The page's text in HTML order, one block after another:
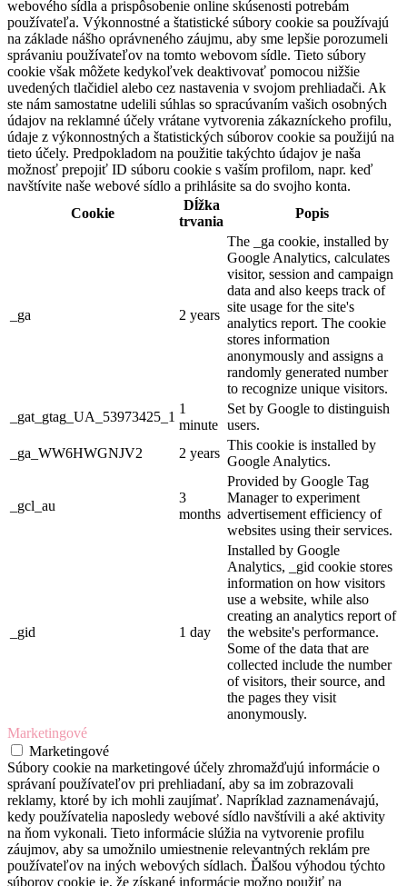
webového sídla a prispôsobenie online skúsenosti potrebám
používateľa. Výkonnostné a štatistické súbory cookie sa používajú
na základe nášho oprávneného záujmu, aby sme lepšie porozumeli
správaniu používateľov na tomto webovom sídle. Tieto súbory
cookie však môžete kedykoľvek deaktivovať pomocou nižšie
uvedených tlačidiel alebo cez nastavenia v svojom prehliadači. Ak
ste nám samostatne udelili súhlas so spracúvaním vašich osobných
údajov na reklamné účely vrátane vytvorenia zákazníckeho profilu,
údaje z výkonnostných a štatistických súborov cookie sa použijú na
tieto účely. Predpokladom na použitie takýchto údajov je naša
možnosť prepojiť ID súboru cookie s vaším profilom, napr. keď
navštívite naše webové sídlo a prihlásite sa do svojho konta.
Cookie
Dĺžka
trvania
Popis
_ga 2 years
The _ga cookie, installed by
Google Analytics, calculates
visitor, session and campaign
data and also keeps track of
site usage for the site's
analytics report. The cookie
stores information
anonymously and assigns a
randomly generated number
to recognize unique visitors.
_gat_gtag_UA_53973425_1
1
minute
Set by Google to distinguish
users.
_ga_WW6HWGNJV2
2 years
This cookie is installed by
Google Analytics.
_gcl_au
3
months
Provided by Google Tag
Manager to experiment
advertisement efficiency of
websites using their services.
_gid 1 day
Installed by Google
Analytics, _gid cookie stores
information on how visitors
use a website, while also
creating an analytics report of
the website's performance.
Some of the data that are
collected include the number
of visitors, their source, and
the pages they visit
anonymously.
Marketingové
Marketingové
Súbory cookie na marketingové účely zhromažďujú informácie o
správaní používateľov pri prehliadaní, aby sa im zobrazovali
reklamy, ktoré by ich mohli zaujímať. Napríklad zaznamenávajú,
kedy používatelia naposledy webové sídlo navštívili a aké aktivity
na ňom vykonali. Tieto informácie slúžia na vytvorenie profilu
záujmov, aby sa umožnilo umiestnenie relevantných reklám pre
používateľov na iných webových sídlach. Ďalšou výhodou týchto
súborov cookie je, že získané informácie možno použiť na